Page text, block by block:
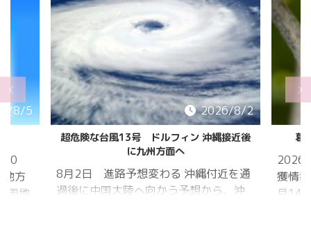
8/5
20
方
国地
2026/8/2
超危険な台風13号 ドルフィン 沖縄接近後
に九州方面へ
8月2日 進路予想変わる 沖縄付近を通
過後に中国大陸へ向かう予想から、沖
葛
2026
獲情
月14